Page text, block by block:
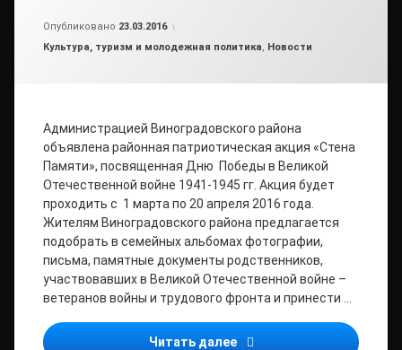
Опубликовано 23.03.2016
Рубрики:
Культура, туризм и молодежная политика, Новости
Администрацией Виноградовского района
объявлена районная патриотическая акция «Стена
Памяти», посвященная Дню Победы в Великой
Отечественной войне 1941-1945 гг. Акция будет
проходить с 1 марта по 20 апреля 2016 года.
Жителям Виноградовского района предлагается
подобрать в семейных альбомах фотографии,
письма, памятные документы родственников,
участвовавших в Великой Отечественной войне –
ветеранов войны и трудового фронта и принести …
Читать далее Районная